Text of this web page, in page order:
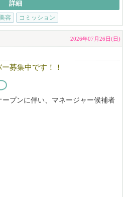
だわる店舗を展開中だから、
人数を抱える当社では、日本人スタ
も、新たな挑戦の場として選ばれ
がある方
向き合いたい方
。
り優遇）
医学博士）から直接学べる環境
取り入れた、他にはない技術が身
詳細
容 コミッション
2026年07月26日(日)
募集中です！！
プンに伴い、マネージャー候補者